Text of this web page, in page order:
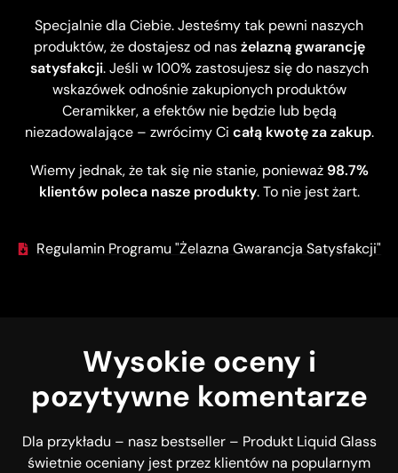
Specjalnie dla Ciebie. Jesteśmy tak pewni naszych
produktów, że dostajesz od nasżelazną gwarancję
satysfakcji. Jeśli w 100% zastosujesz się do naszych
wskazówek odnośnie zakupionych produktów
Ceramikker, a efektów nie będzie lub będą
niezadowalające – zwrócimy Ci całą kwotę za zakup.
Wiemy jednak, że tak się nie stanie, ponieważ 98.7%
klientów poleca nasze produkty. To nie jest żart.
Regulamin Programu "Żelazna Gwarancja Satysfakcji"
Wysokie oceny i
pozytywne komentarze
Dla przykładu – nasz bestseller – Produkt Liquid Glass
świetnie oceniany jest przez klientów na popularnym